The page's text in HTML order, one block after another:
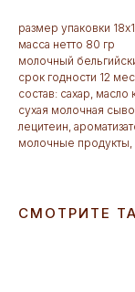
размер упаковки
масса нетто 80 гр
молочный
срок годности 12
состав: сахар,
сухая молочная
лецитеин,
молочные
СМОТРИТЕ